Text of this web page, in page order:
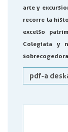
arte y
recorre la
excelso
Colegiata y
pdf-a